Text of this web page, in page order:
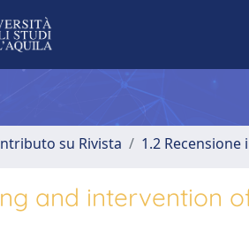
su Rivista 1.2 Recensione
and intervention